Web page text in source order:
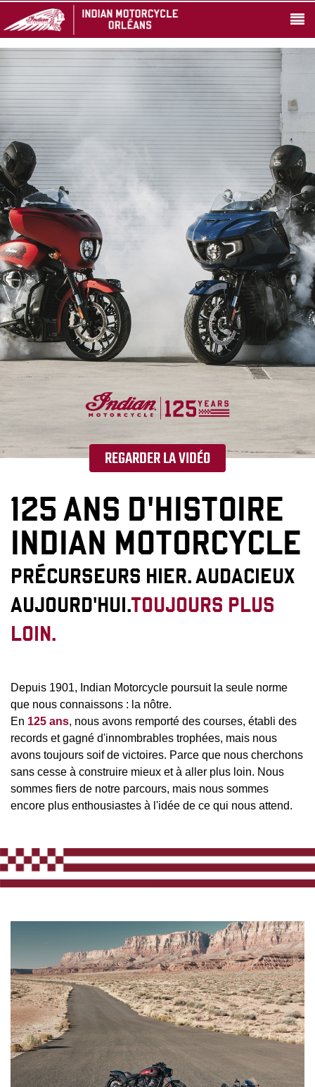
REGARDER LA VIDÉO
125 ANS D'HISTOIRE
INDIAN MOTORCYCLE
PRÉCURSEURS HIER. AUDACIEUX
AUJOURD'HUI.TOUJOURS PLUS
LOIN.
Depuis 1901, Indian Motorcycle poursuit la seule norme
que nous connaissons : la nôtre.
En 125 ans, nous avons remporté des courses, établi des
records et gagné d'innombrables trophées, mais nous
avons toujours soif de victoires. Parce que nous cherchons
sans cesse à construire mieux et à aller plus loin. Nous
sommes fiers de notre parcours, mais nous sommes
encore plus enthousiastes à l'idée de ce qui nous attend.